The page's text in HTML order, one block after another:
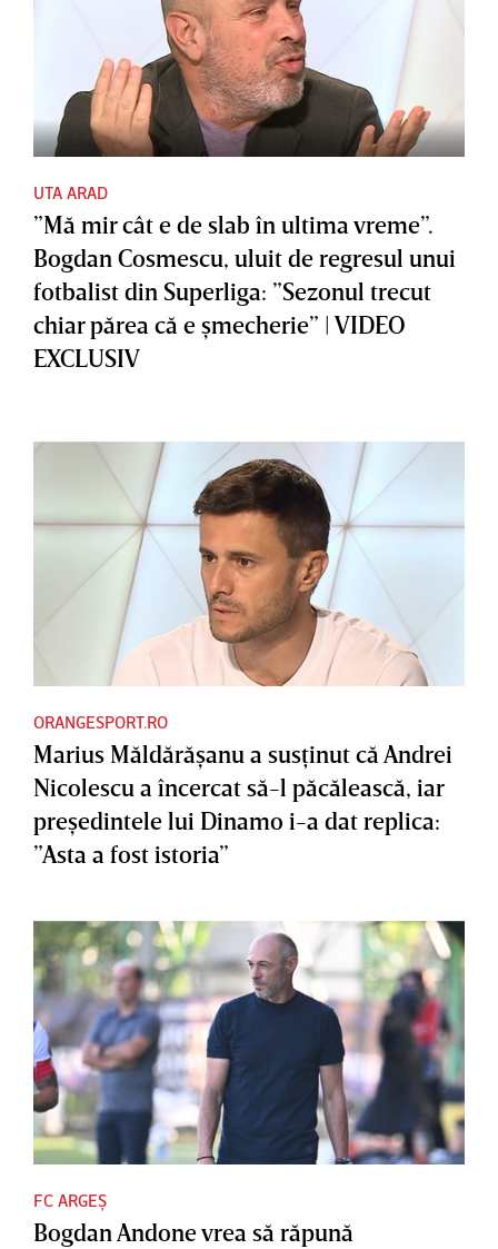
UTA ARAD
”Mă mir cât e de slab în ultima vreme”.
Bogdan Cosmescu, uluit de regresul unui
fotbalist din Superliga: ”Sezonul trecut
chiar părea că e şmecherie” | VIDEO
EXCLUSIV
ORANGESPORT.RO
Marius Măldărăşanu a susţinut că Andrei
Nicolescu a încercat să-l păcălească, iar
preşedintele lui Dinamo i-a dat replica:
”Asta a fost istoria”
FC ARGEȘ
Bogdan Andone vrea să răpună